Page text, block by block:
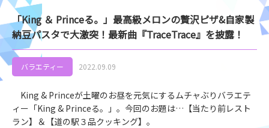
「King ＆ Princeる。」最高級メロンの贅沢ピザ&自家製
納豆パスタで大激突！最新曲『TraceTrace』を披露！
バラエティー 2022.09.09
King & Princeが土曜のお昼を元気にするムチャぶりバラエテ
ィー「King & Princeる。」。今回のお題は…【当たり前レスト
ラン】＆【道の駅３品クッキング】。